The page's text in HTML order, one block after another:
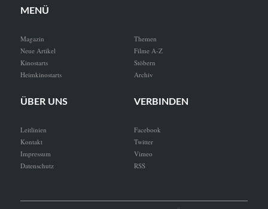
MENÜ
Magazin
Neue Artikel
Kinostarts
Heimkinostarts
Themen
Filme A-Z
Stöbern
Archiv
ÜBER UNS
Leitlinien
Kontakt
Impressum
Datenschutz
VERBINDEN
Facebook
Twitter
Vimeo
RSS